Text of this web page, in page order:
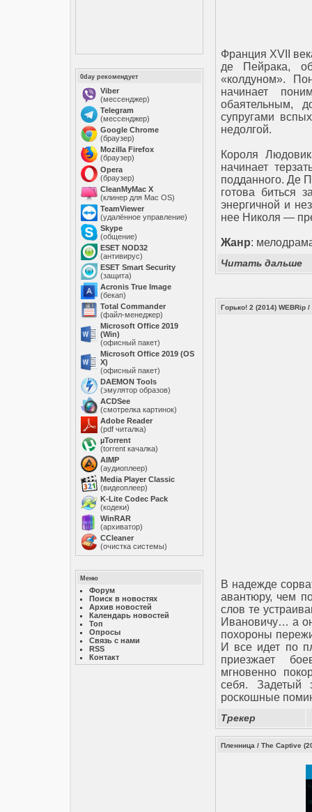
0day рекомендует
Viber
(мессенджер)
Telegram
(мессенджер)
Google Chrome
(браузер)
Mozilla Firefox
(браузер)
Opera
(браузер)
CleanMyMac X
(клинер для Mac OS)
TeamViewer
(удалённое управление)
Skype
(общение)
ESET NOD32
(антивирус)
ESET Smart Security
(защита)
Acronis True Image
(бекап)
Total Commander
(файл-менеджер)
Microsoft Office 2019
(Win)
(офисный пакет)
Microsoft Office 2019 (OS
X)
(офисный пакет)
DAEMON Tools
(эмулятор образов)
ACDSee
(смотрелка картинок)
Adobe Reader
(pdf читалка)
µTorrent
(torrent качалка)
AIMP
(аудиоплеер)
Media Player Classic
(видеоплеер)
K-Lite Codec Pack
(кодеки)
WinRAR
(архиватор)
ССleaner
(очистка системы)
Меню
Форум
Поиск в новостях
Архив новостей
Календарь новостей
Топ
Опросы
Связь с нами
RSS
Контакт
Франция XVII
де Пейрака,
«колдуном».
начинает
обаятельным,
супругами
недолгой.
Короля
начинает
подданного. Де
готова биться
энергичной и
нее Николя —
Жанр:
Читать дальше
Горько! 2 (2014) WEBRip
В надежде
авантюру, чем
слов те
Ивановичу… а
похороны
И все идет по
приезжает
мгновенно
себя. Задетый
роскошные
Трекер
Пленница / The Captive